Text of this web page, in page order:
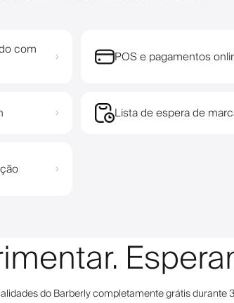
com
› POS e pagamentos
› Lista de espera de
›
do Barberly completamente grátis durante